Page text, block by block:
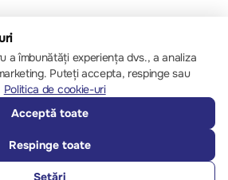
© 2013 – 2026 ECOM
a îmbunătăți experiența dvs., a analiza
Puteți accepta, respinge sau
Politica de cookie-uri
Acceptă toate
Respinge toate
Setări